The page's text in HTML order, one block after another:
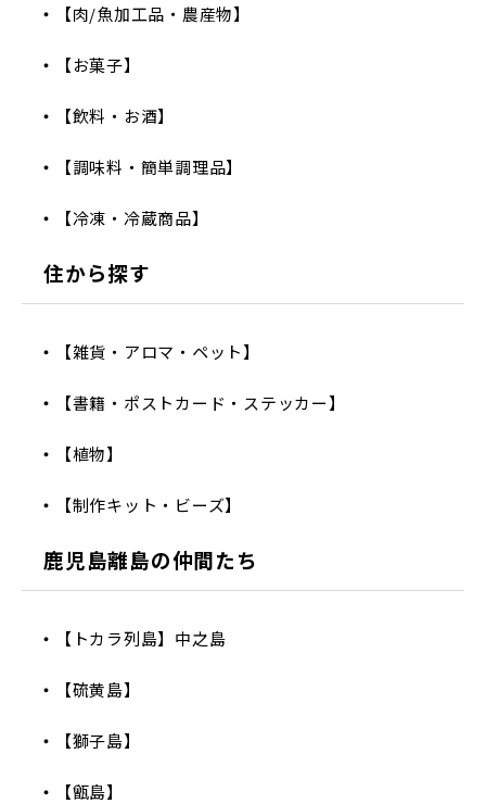
【肉/魚加工品・農産物】
【お菓子】
【飲料・お酒】
【調味料・簡単調理品】
【冷凍・冷蔵商品】
住から探す
【雑貨・アロマ・ペット】
【書籍・ポストカード・ステッカー】
【植物】
【制作キット・ビーズ】
鹿児島離島の仲間たち
【トカラ列島】中之島
【硫黄島】
【獅子島】
【甑島】